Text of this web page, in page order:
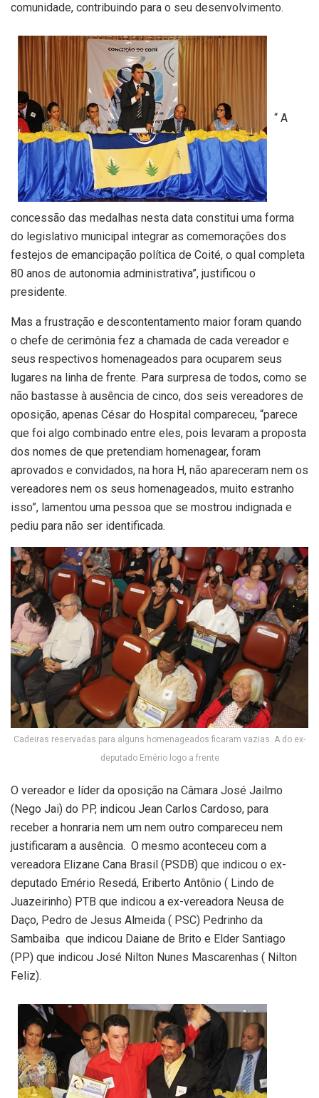
comunidade, contribuindo para o seu desenvolvimento.
“ A
concessão das medalhas nesta data constitui uma forma
do legislativo municipal integrar as comemorações dos
festejos de emancipação política de Coité, o qual completa
80 anos de autonomia administrativa”, justificou o
presidente.
Mas a frustração e descontentamento maior foram quando
o chefe de cerimônia fez a chamada de cada vereador e
seus respectivos homenageados para ocuparem seus
lugares na linha de frente. Para surpresa de todos, como se
não bastasse à ausência de cinco, dos seis vereadores de
oposição, apenas César do Hospital compareceu, “parece
que foi algo combinado entre eles, pois levaram a proposta
dos nomes de que pretendiam homenagear, foram
aprovados e convidados, na hora H, não apareceram nem os
vereadores nem os seus homenageados, muito estranho
isso”, lamentou uma pessoa que se mostrou indignada e
pediu para não ser identificada.
Cadeiras reservadas para alguns homenageados ficaram vazias. A do ex-
deputado Emério logo a frente
O vereador e líder da oposição na Câmara José Jailmo
(Nego Jai) do PP, indicou Jean Carlos Cardoso, para
receber a honraria nem um nem outro compareceu nem
justificaram a ausência. O mesmo aconteceu com a
vereadora Elizane Cana Brasil (PSDB) que indicou o ex-
deputado Emério Resedá, Eriberto Antônio ( Lindo de
Juazeirinho) PTB que indicou a ex-vereadora Neusa de
Daço, Pedro de Jesus Almeida ( PSC) Pedrinho da
Sambaiba que indicou Daiane de Brito e Elder Santiago
(PP) que indicou José Nilton Nunes Mascarenhas ( Nilton
Feliz).